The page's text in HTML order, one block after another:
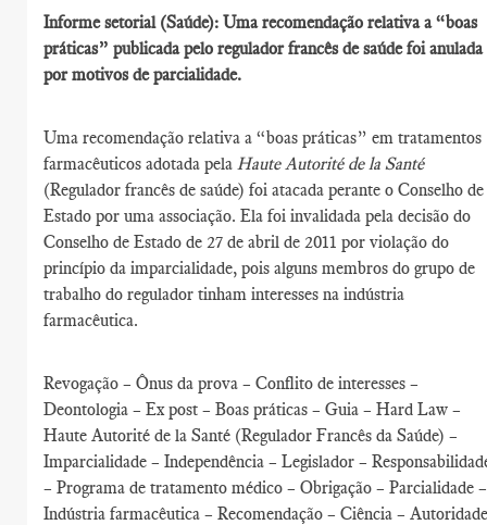
Informe setorial (Saúde): Uma recomendação relativa a “boas
práticas” publicada pelo regulador francês de saúde foi anulada
por motivos de parcialidade.
Uma recomendação relativa a “boas práticas” em tratamentos
farmacêuticos adotada pela Haute Autorité de la Santé
(Regulador francês de saúde) foi atacada perante o Conselho de
Estado por uma associação. Ela foi invalidada pela decisão do
Conselho de Estado de 27 de abril de 2011 por violação do
princípio da imparcialidade, pois alguns membros do grupo de
trabalho do regulador tinham interesses na indústria
farmacêutica.
Revogação – Ônus da prova – Conflito de interesses –
Deontologia – Ex post – Boas práticas – Guia – Hard Law –
Haute Autorité de la Santé (Regulador Francês da Saúde) –
Imparcialidade – Independência – Legislador –
– Programa de tratamento médico – Obrigação – Parcialidade –
Indústria farmacêutica – Recomendação – Ciência – Autoridade